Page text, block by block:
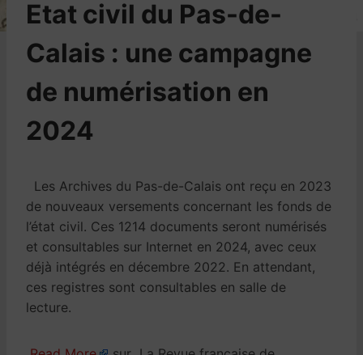
Etat civil du Pas-de-
Calais : une campagne
de numérisation en
2024
Les Archives du Pas-de-Calais ont reçu en 2023
de nouveaux versements concernant les fonds de
l’état civil. Ces 1214 documents seront numérisés
et consultables sur Internet en 2024, avec ceux
déjà intégrés en décembre 2022. En attendant,
ces registres sont consultables en salle de
lecture.